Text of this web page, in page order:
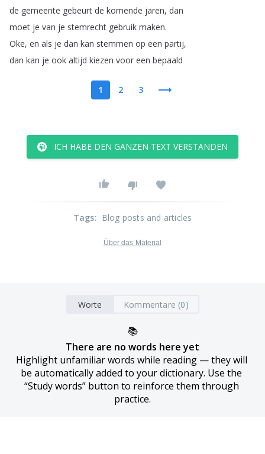
de gemeente gebeurt de komende jaren, dan
moet je van je stemrecht gebruik maken.
Oke, en als je dan kan stemmen op een partij,
dan kan je ook altijd kiezen voor een bepaald
1 2 3
ICH HABE DEN GANZEN TEXT VERSTANDEN
Tags: Blog posts and articles
Über das Material
Worte Kommentare (0)
📚
There are no words here yet
Highlight unfamiliar words while reading — they will
be automatically added to your dictionary. Use the
“Study words” button to reinforce them through
practice.